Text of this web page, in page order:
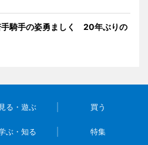
手騎手の姿勇ましく 20年ぶりの
見る・遊ぶ 買う
ぶ・知る 特集